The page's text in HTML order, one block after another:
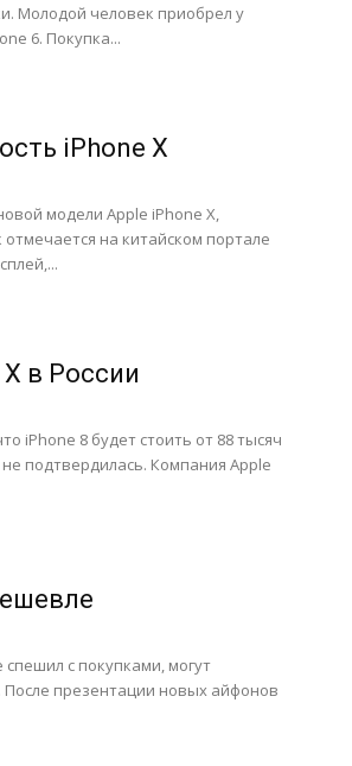
Молодой человек приобрел у
6. Покупка...
iPhone X
модели Apple iPhone X,
на китайском портале
в России
iPhone 8 будет стоить от 88 тысяч
подтвердилась. Компания Apple
с покупками, могут
презентации новых айфонов